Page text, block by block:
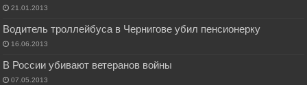
21.01.2013
Водитель троллейбуса в Чернигове убил пенсионерку
16.06.2013
В России убивают ветеранов войны
07.05.2013